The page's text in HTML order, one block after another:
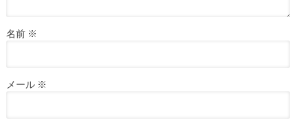
名前 ※
メール ※